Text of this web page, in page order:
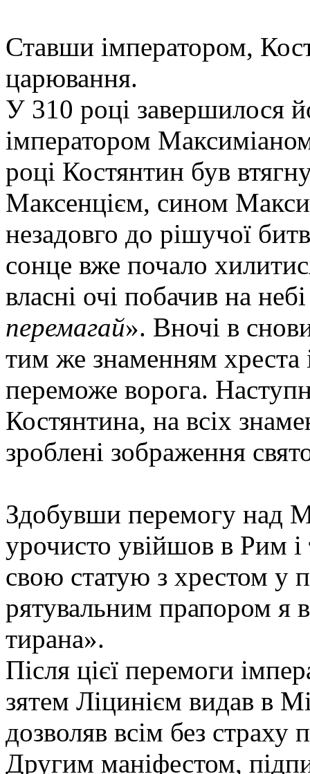
Ставши імператором,
царювання.
У 310 році завершилося
імператором
році Костянтин був
Максенцієм, сином
незадовго до рішучої
сонце вже почало
власні очі побачив на
перемагай». Вночі в
тим же знаменням хреста
переможе ворога.
Костянтина, на всіх
зроблені зображення
Здобувши перемогу над
урочисто увійшов в Рим і
свою статую з хрестом у
рятувальним прапором я
тирана».
Після цієї перемоги
зятем Ліцинієм видав в
дозволяв всім без
Другим маніфестом,